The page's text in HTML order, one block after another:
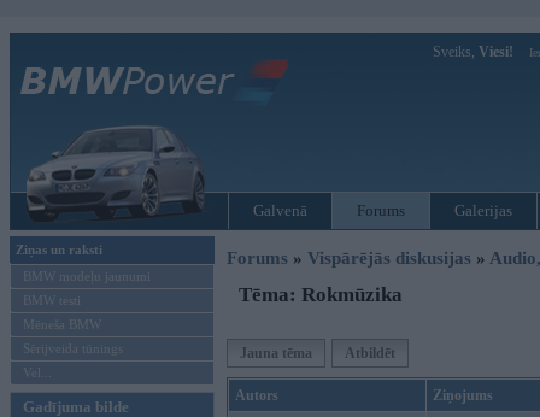
Sveiks, Viesi!
Galvenā Forums Galerijas
Ziņas un raksti
BMW modeļu jaunumi
BMW testi
Mēneša BMW
Sērijveida tūnings
Vel...
Gadījuma bilde
Forums » Vispārējās diskusijas »
Tēma: Rokmūzika
Jauna tēma Atbildēt
Autors Ziņojums